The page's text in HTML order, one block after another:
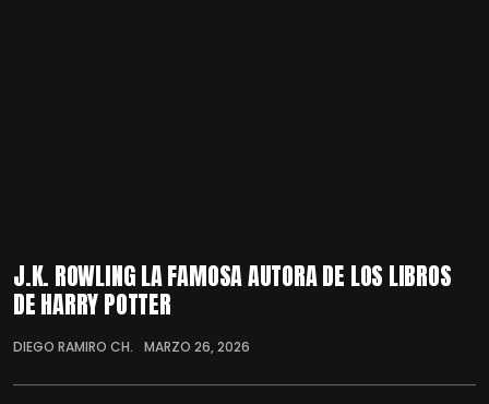
J.K. ROWLING LA FAMOSA AUTORA DE LOS LIBROS
DE HARRY POTTER
DIEGO RAMIRO CH. MARZO 26, 2026